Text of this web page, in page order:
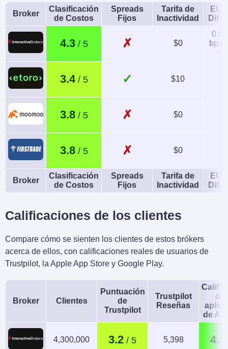
Broker
Clasificación
de Costos
Spreads
Fijos
Tarifa de
Inactividad
4.3 ✗ $0
bps
3.4 ✓ $10
3.8 ✗ $0
3.8 ✗ $0
Broker
Clasificación
de Costos
Spreads
Fijos
Tarifa de
Inactividad
Calificaciones de los clientes
Compare cómo se sienten los clientes de estos brókers
acerca de ellos, con calificaciones reales de usuarios de
Trustpilot, la Apple App Store y Google Play.
Broker Clientes
Puntuación
de
Trustpilot
Trustpilot
Reseñas
de
de
4,300,000 3.2 5,398 4.5